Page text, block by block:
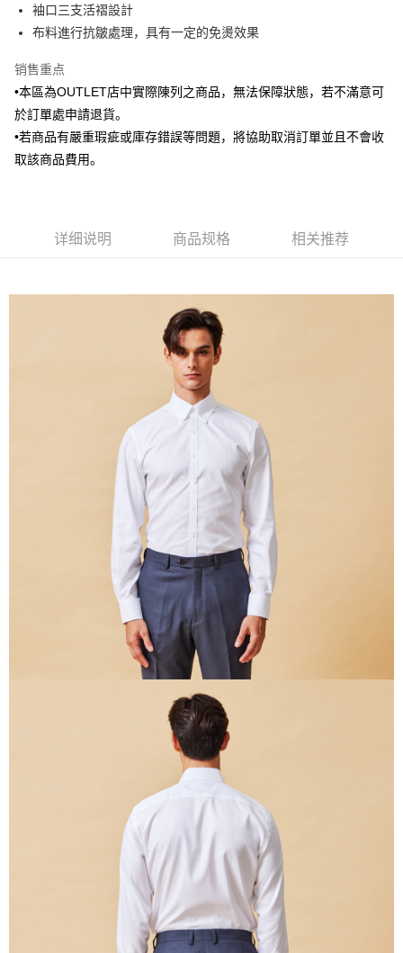
台湾乐天信用卡公司
运送方式
新竹物流宅配
每笔NT$120，满NT$3,000(含以上)免运费
新竹物流離島宅配
每笔NT$350，满NT$3,500(含以上)免运费
袖口三支活褶設計
布料進行抗皺處理，具有一定的免燙效果
销售重点
•本區為OUTLET店中實際陳列之商品，無法保障狀態，若不滿意可
於訂單處申請退貨。
•若商品有嚴重瑕疵或庫存錯誤等問題，將協助取消訂單並且不會收
取該商品費用。
详细说明 商品规格 相关推荐